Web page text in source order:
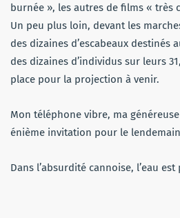
burnée », les autres de films « très
Un peu plus loin, devant les
des dizaines d’escabeaux destinés
des dizaines d’individus sur leurs
place pour la projection à venir.
Mon téléphone vibre, ma
énième invitation pour le
Dans l’absurdité cannoise, l’eau est